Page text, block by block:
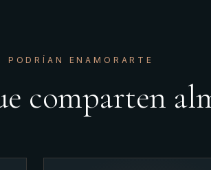
PODRÍAN ENAMORARTE
comparten